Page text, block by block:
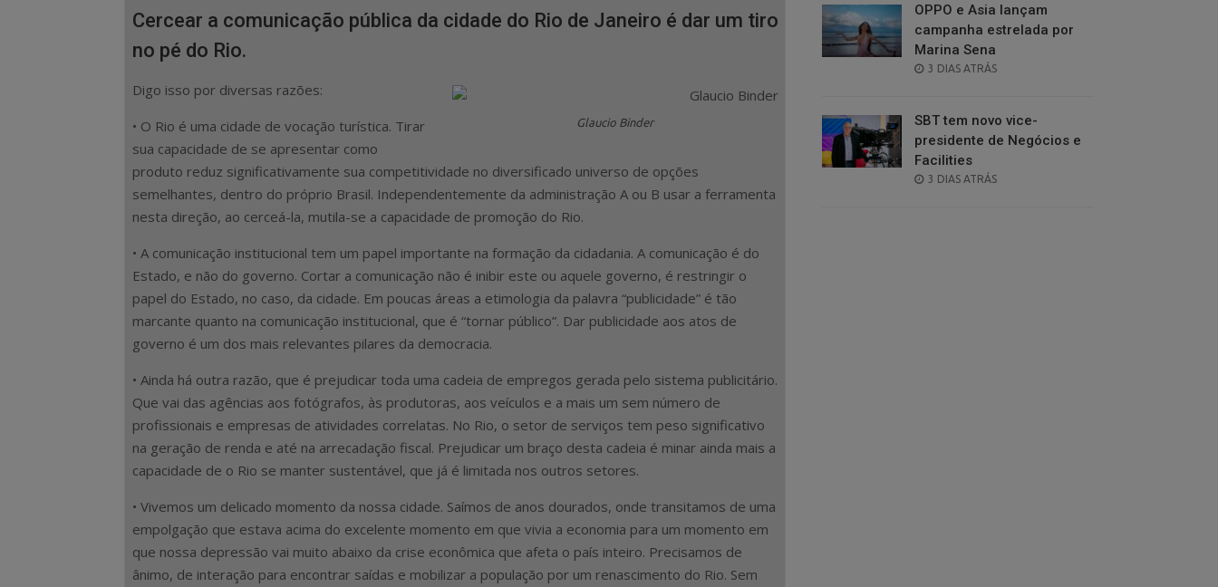
Cercear a comunicação pública da cidade do Rio de Janeiro é dar um tiro
no pé do Rio.
Glaucio Binder
Digo isso por diversas razões:
• O Rio é uma cidade de vocação turística. Tirar
sua capacidade de se apresentar como
produto reduz significativamente sua competitividade no diversificado universo de opções
semelhantes, dentro do próprio Brasil. Independentemente da administração A ou B usar a ferramenta
nesta direção, ao cerceá-la, mutila-se a capacidade de promoção do Rio.
• A comunicação institucional tem um papel importante na formação da cidadania. A comunicação é do
Estado, e não do governo. Cortar a comunicação não é inibir este ou aquele governo, é restringir o
papel do Estado, no caso, da cidade. Em poucas áreas a etimologia da palavra “publicidade” é tão
marcante quanto na comunicação institucional, que é “tornar público”. Dar publicidade aos atos de
governo é um dos mais relevantes pilares da democracia.
• Ainda há outra razão, que é prejudicar toda uma cadeia de empregos gerada pelo sistema publicitário.
Que vai das agências aos fotógrafos, às produtoras, aos veículos e a mais um sem número de
profissionais e empresas de atividades correlatas. No Rio, o setor de serviços tem peso significativo
na geração de renda e até na arrecadação fiscal. Prejudicar um braço desta cadeia é minar ainda mais a
capacidade de o Rio se manter sustentável, que já é limitada nos outros setores.
• Vivemos um delicado momento da nossa cidade. Saímos de anos dourados, onde transitamos de uma
empolgação que estava acima do excelente momento em que vivia a economia para um momento em
que nossa depressão vai muito abaixo da crise econômica que afeta o país inteiro. Precisamos de
ânimo, de interação para encontrar saídas e mobilizar a população por um renascimento do Rio. Sem
OPPO e Asia lançam
campanha estrelada por
Marina Sena
POSTED
3 DIAS ATRÁS
SBT tem novo vice-
presidente de Negócios e
Facilities
POSTED
3 DIAS ATRÁS